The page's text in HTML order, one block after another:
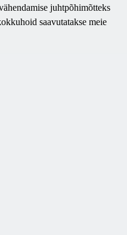
juhtpõhimõtteks
saavutatakse meie